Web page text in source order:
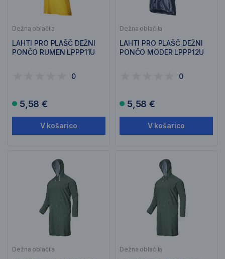
Dežna oblačila
LAHTI PRO PLAŠČ DEŽNI
PONČO RUMEN LPPP11U
0
5,58 €
V košarico
Dežna oblačila
LAHTI PRO PLAŠČ DEŽNI
PONČO MODER LPPP12U
0
5,58 €
V košarico
Dežna oblačila Dežna oblačila